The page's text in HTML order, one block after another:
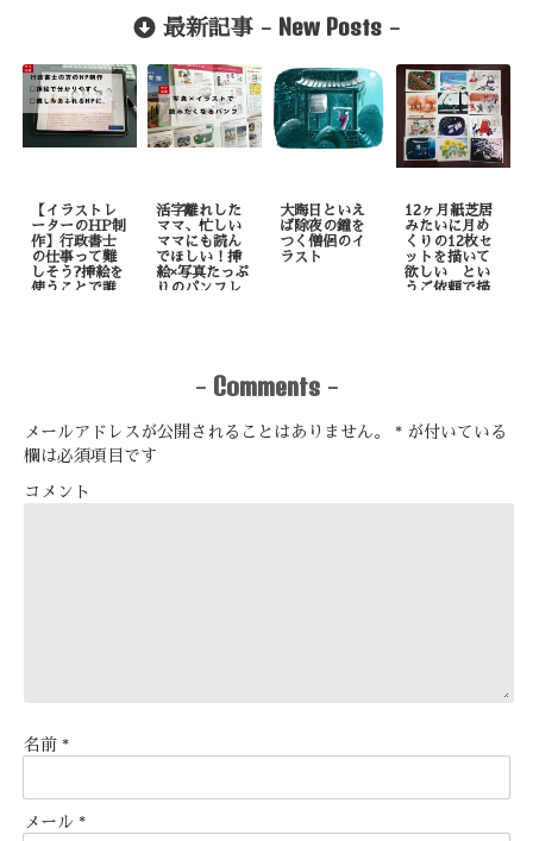
最新記事 - New Posts -
【イラストレ
ーターのHP制
作】行政書士
の仕事って難
しそう?挿絵を
使うことで誰
活字離れした
ママ、忙しい
ママにも読ん
でほしい！挿
絵×写真たっぷ
りのパンフレ
大晦日といえ
ば除夜の鐘を
つく僧侶のイ
ラスト
12ヶ月紙芝居
みたいに月め
くりの12枚セ
ットを描いて
欲しい とい
うご依頼で描
- Comments -
メールアドレスが公開されることはありません。 * が付いている
欄は必須項目です
コメント
名前 *
メール *